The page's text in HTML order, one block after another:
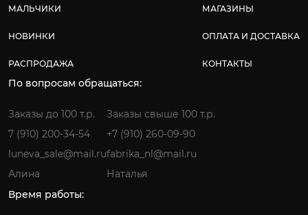
МАЛЬЧИКИ
НОВИНКИ
РАСПРОДАЖА
МАГАЗИНЫ
ОПЛАТА И ДОСТАВКА
КОНТАКТЫ
По вопросам обращаться:
Заказы до 100 т.р.
7 (910) 200-34-54
luneva_sale@mail.ru
Алина
Заказы свыше 100 т.р.
+7 (910) 260-09-90
fabrika_nl@mail.ru
Наталья
Время работы: